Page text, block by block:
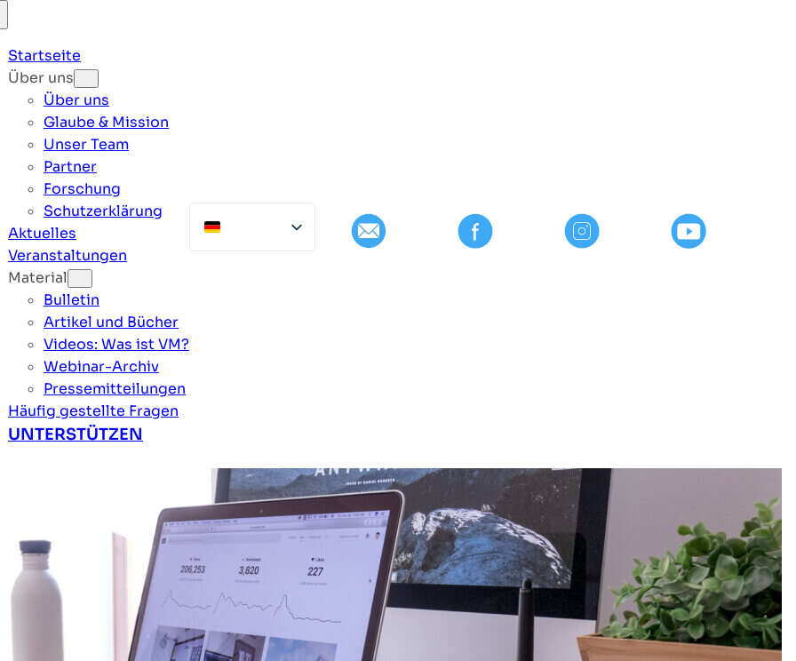
Startseite
Über uns
Über uns
Glaube & Mission
Unser Team
Partner
Forschung
Schutzerklärung
Aktuelles
Veranstaltungen
Material
Bulletin
Artikel und Bücher
Videos: Was ist VM?
Webinar-Archiv
Pressemitteilungen
Häufig gestellte Fragen
UNTERSTÜTZEN